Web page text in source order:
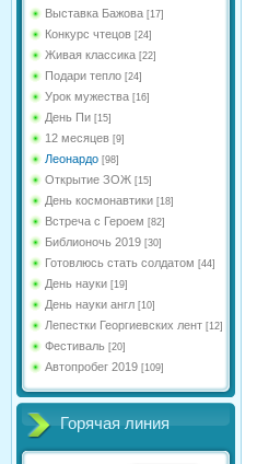
Выставка Бажова [17]
Конкурс чтецов [24]
Живая классика [22]
Подари тепло [24]
Урок мужества [16]
День Пи [15]
12 месяцев [9]
Леонардо [98]
Открытие ЗОЖ [15]
День космонавтики [18]
Встреча с Героем [82]
Библионочь 2019 [30]
Готовлюсь стать солдатом [44]
День науки [19]
День науки англ [10]
Лепестки Георгиевских лент [12]
Фестиваль [20]
Автопробег 2019 [109]
Горячая линия